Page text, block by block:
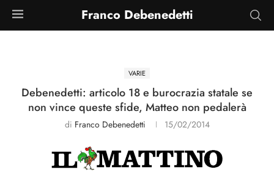
Franco Debenedetti
VARIE
Debenedetti: articolo 18 e burocrazia statale se
non vince queste sfide, Matteo non pedalerà
di Franco Debenedetti 15/02/2014